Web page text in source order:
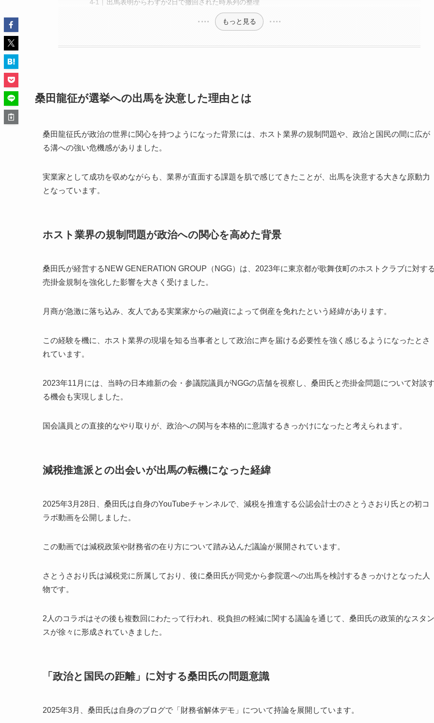
出馬表明からわずか2日で撤回された時系列の整理
もっと見る
桑田龍征が選挙への出馬を決意した理由とは
桑田龍征氏が政治の世界に関心を持つようになった背景には、ホスト業界の規制問題や、政治と国民の間に広が
る溝への強い危機感がありました。
実業家として成功を収めながらも、業界が直面する課題を肌で感じてきたことが、出馬を決意する大きな原動力
となっています。
ホスト業界の規制問題が政治への関心を高めた背景
桑田氏が経営するNEW GENERATION GROUP（NGG）は、2023年に東京都が歌舞伎町のホストクラブに対す
売掛金規制を強化した影響を大きく受けました。
月商が急激に落ち込み、友人である実業家からの融資によって倒産を免れたという経緯があります。
この経験を機に、ホスト業界の現場を知る当事者として政治に声を届ける必要性を強く感じるようになったとさ
れています。
2023年11月には、当時の日本維新の会・参議院議員がNGGの店舗を視察し、桑田氏と売掛金問題について対談
る機会も実現しました。
国会議員との直接的なやり取りが、政治への関与を本格的に意識するきっかけになったと考えられます。
減税推進派との出会いが出馬の転機になった経緯
2025年3月28日、桑田氏は自身のYouTubeチャンネルで、減税を推進する公認会計士のさとうさおり氏との初コ
ラボ動画を公開しました。
この動画では減税政策や財務省の在り方について踏み込んだ議論が展開されています。
さとうさおり氏は減税党に所属しており、後に桑田氏が同党から参院選への出馬を検討するきっかけとなった人
物です。
2人のコラボはその後も複数回にわたって行われ、税負担の軽減に関する議論を通じて、桑田氏の政策的なスタン
スが徐々に形成されていきました。
「政治と国民の距離」に対する桑田氏の問題意識
2025年3月、桑田氏は自身のブログで「財務省解体デモ」について持論を展開しています。